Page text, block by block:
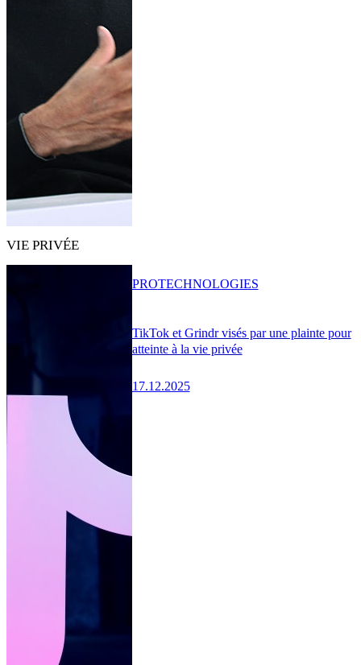
VIE PRIVÉE
TikTok et Grindr visés par une plainte pour
atteinte à la vie privée
17.12.2025
PROTECHNOLOGIES